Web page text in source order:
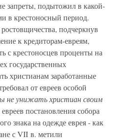
запреты, подытожил в какой-
в крестоносный период.
подчеркнув
к кредиторам-евреям,
с крестоносцев проценты на
государственных
христианам заработанные
от евреев особой
не унижать христиан своим
постановления собора
знака на одежде еврея - как
с VII в. метили